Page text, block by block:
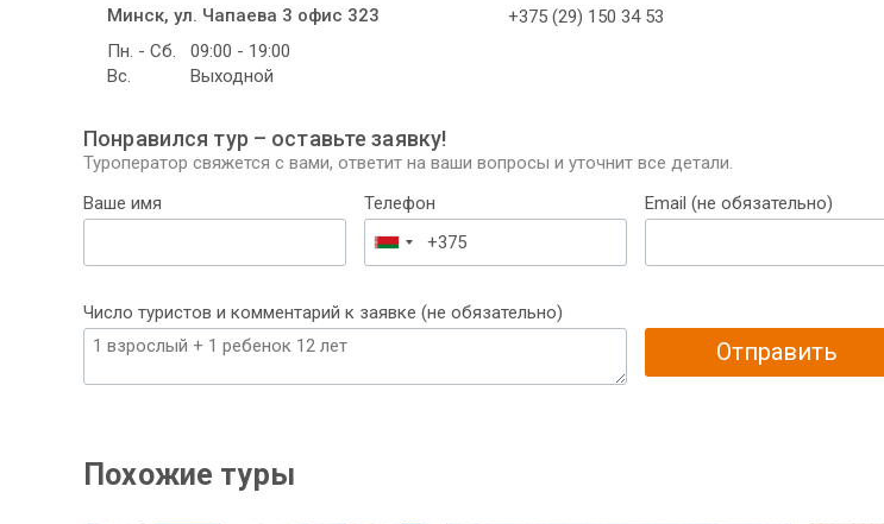
Минск, ул. Чапаева 3 офис 323
Пн. - Сб.
09:00 - 19:00
Вс.
Выходной
+375 (29) 150 34 53
Понравился тур – оставьте заявку!
Туроператор свяжется с вами, ответит на ваши вопросы и уточнит все детали.
Ваше имя
Телефон
Беларусь
+375
Email (не обязательно)
Число туристов и комментарий к заявке (не обязательно)
Отправить
Похожие туры